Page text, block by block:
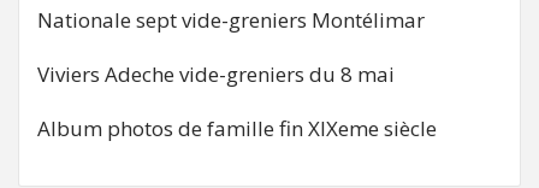
Nationale sept vide-greniers Montélimar
Viviers Adeche vide-greniers du 8 mai
Album photos de famille fin XIXeme siècle